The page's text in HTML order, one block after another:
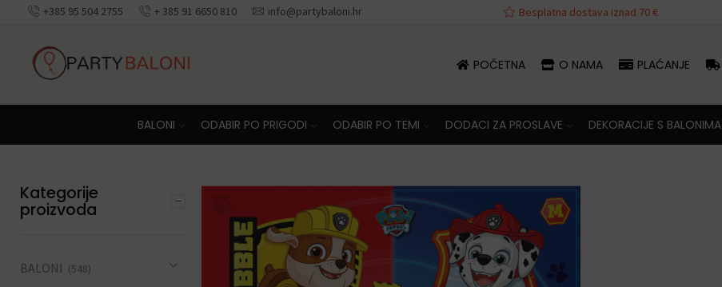
+385 95 504 2755 + 385 91 6650 810 info@partybaloni.hr
Besplatna dostava iznad 70 € Besplatna dostava iznad 70 €
POČETNA O NAMA PLAĆANJE
BALONI ODABIR PO PRIGODI ODABIR PO TEMI DODACI ZA PROSLAVE DEKORACIJE S BALONIMA
Kategorije
proizvoda
BALONI (548)